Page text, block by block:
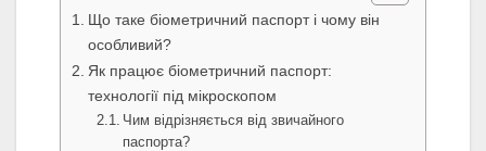
Що таке біометричний паспорт і чому він
особливий?
Як працює біометричний паспорт:
технології під мікроскопом
Чим відрізняється від звичайного
паспорта?